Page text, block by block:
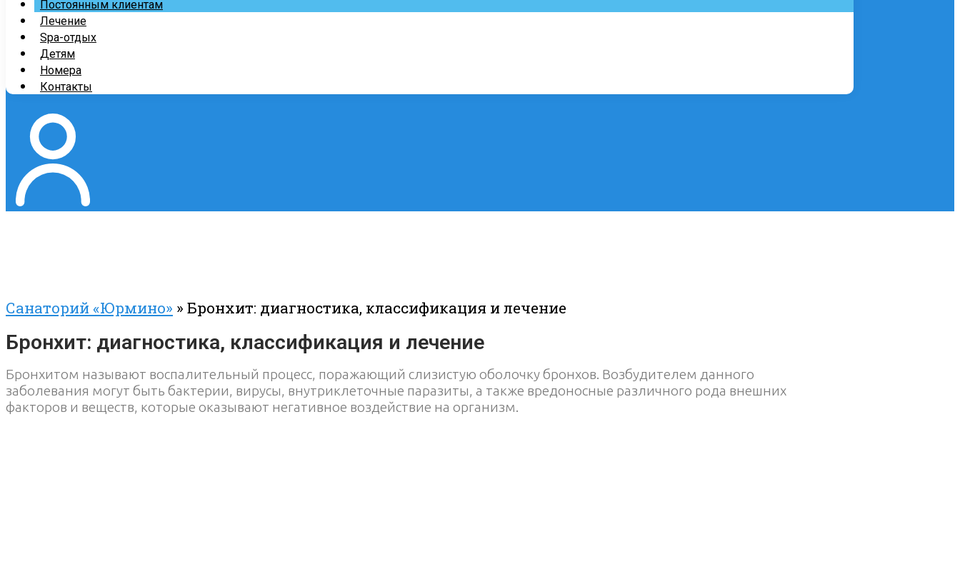
Постоянным клиентам
Лечение
Spa-отдых
Детям
Номера
Контакты
Санаторий «Юрмино» » Бронхит: диагностика, классификация и лечение
Бронхит: диагностика, классификация и лечение
Бронхитом называют воспалительный процесс, поражающий слизистую оболочку бронхов. Возбудителем данного
заболевания могут быть бактерии, вирусы, внутриклеточные паразиты, а также вредоносные различного рода внешних
факторов и веществ, которые оказывают негативное воздействие на организм.